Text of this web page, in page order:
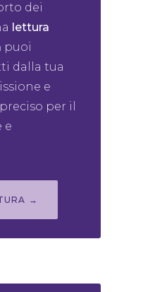
dei
lettura
puoi
dalla tua
e
per il
e
→